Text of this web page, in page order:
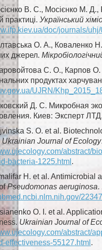
В. С., Мосієнко М. Д.,
практиці. Український
doc/journals/
О. А., Коваленко Н.
джерел.
С. О., Карпов О.
продуктах
UJRN/
Д. С. Микробная
Киев: Эксперт
S. O. et al.
Ukrainian Journal of Ecology
abstract/
bacteria-1225.html .
H. et al. Antimicrobial
Pseudomonas aeruginosa.
O. I. et al.
Ukrainian Journal of
abstract/
effectiveness-55127.html .